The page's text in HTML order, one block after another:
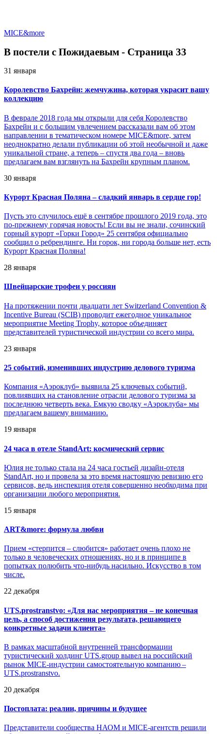
MICE&more
В постели с Пожидаевым - Страница 33
31 января
Королевство Бахрейн: жемчужина, которая украсит вашу
коллекцию
В феврале 2018 года мы открыли для себя Королевство
Бахрейн и с большим увлечением рассказали вам об этом
направлении в тематическом номере MICE&more, затем
неоднократно делали публикации об этой необычной и даже
уникальной стране, а теперь – спустя два года – вновь
предлагаем вам взглянуть на Бахрейн крупным планом.
30 января
Курорт Красная Поляна – сладкий январь в сердце гор!
Пусть это случилось ещё в сентябре прошлого 2019 года, это
по-прежнему горячая новость! Если вы не знали, сочинский
горный курорт «Горки Город» 25 сентября официально
сообщил о ребрендинге. Ни горок, ни города больше нет, есть
Курорт Красная Поляна!
28 января
Швейцарские трофеи у россиян
На протяжении почти двадцати лет Switzerland Convention &
Incentive Bureau (SCIB) проводит ежегодное уникальное
мероприятие Meeting Trophy, которое объединяет
представителей туристической индустрии со всего мира.
23 января
25 событий, изменивших индустрию делового туризма
Компания «Аэроклуб» выявила 25 ключевых событий,
повлиявших на становление отрасли делового туризма за
последнюю четверть века. Емкую сводку «Аэроклуба» мы
предлагаем вашему вниманию.
19 января
24 часа в отеле StandArt: космический сервис
Юлия не только стала на 24 часа гостьей дизайн-отеля
StandArt, но и провела за это время настоящую ревизию его
сервисов, ведь инспекция отеля совершенно необходима при
организации любого мероприятия.
15 января
ART&more: формула любви
Прием «стерпится – слюбится» работает очень плохо не
только в человеческих отношениях, но и в принципе в
попытках полюбить что-нибудь насильно. Искусство в том
числе.
22 декабря
UTS.prostranstvo: «Для нас мероприятия – не конечная
цель, а способ достижения результата, решающего
конкретные задачи клиента»
В рамках масштабной внутренней трансформации
туристический холдинг UTS.group вывел на российский
рынок MICE-индустрии самостоятельную компанию –
UTS.prostranstvo.
20 декабря
Постоплата: реалии, причины и будущее
Представители сообщества НАОМ и MICE-агентств решили